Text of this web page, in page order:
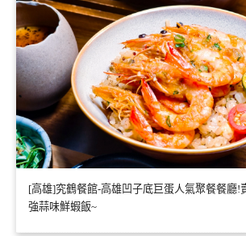
[高雄]究鶴餐館-高雄凹子底巨蛋人氣聚餐餐廳!
強蒜味鮮蝦飯~